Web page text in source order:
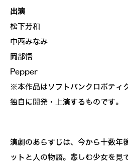
出演
松下芳和
中西みなみ
岡部悟
Pepper
※本作品はソフトバンクロボティ
独自に開発・上演するものです。
演劇のあらすじは、今から十数年
ットと人の物語。悲しむ少女を見